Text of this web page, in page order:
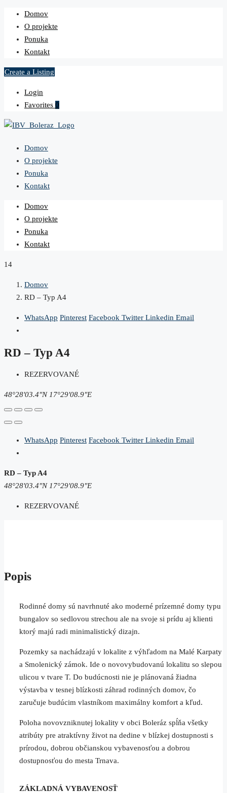
Domov
O projekte
Ponuka
Kontakt
Create a Listing
Login
Favorites 0
Domov
O projekte
Ponuka
Kontakt
Domov
O projekte
Ponuka
Kontakt
14
Domov
RD – Typ A4
WhatsApp Pinterest Facebook Twitter Linkedin Email
RD – Typ A4
REZERVOVANÉ
48°28'03.4"N 17°29'08.9"E
WhatsApp Pinterest Facebook Twitter Linkedin Email
RD – Typ A4
48°28'03.4"N 17°29'08.9"E
REZERVOVANÉ
Popis
Rodinné domy sú navrhnuté ako moderné prízemné domy typu
bungalov so sedlovou strechou ale na svoje si prídu aj klienti
ktorý majú radi minimalistický dizajn.
Pozemky sa nachádzajú v lokalite z výhľadom na Malé Karpaty
a Smolenický zámok. Ide o novovybudovanú lokalitu so slepou
ulicou v tvare T. Do budúcnosti nie je plánovaná žiadna
výstavba v tesnej blízkosti záhrad rodinných domov, čo
zaručuje budúcim vlastníkom maximálny komfort a kľud.
Poloha novovzniknutej lokality v obci Boleráz spĺňa všetky
atribúty pre atraktívny život na dedine v blízkej dostupnosti s
prírodou, dobrou občianskou vybavenosťou a dobrou
dostupnosťou do mesta Trnava.
ZÁKLADNÁ VYBAVENOSŤ